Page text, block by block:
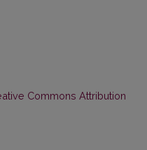
Commons Attribution